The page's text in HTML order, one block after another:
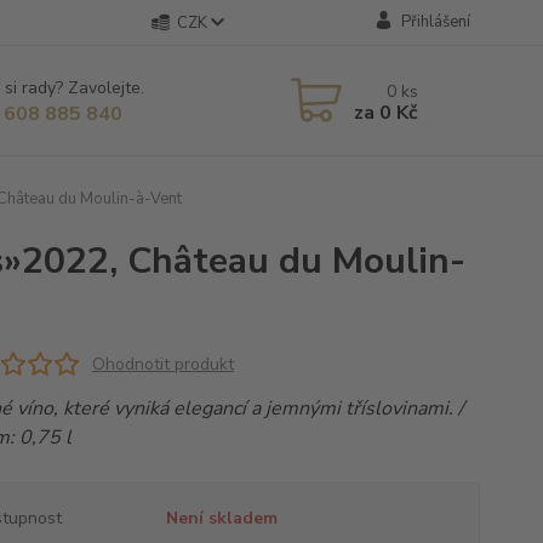
CZK Přihlášení
rady? Zavolejte.
885 840
0 ks
za 0 Kč
du Moulin-à-Vent
Château du Moulin-
Ohodnotit produkt
víno, které vyniká elegancí a jemnými tříslovinami. /
0,75 l
Není skladem